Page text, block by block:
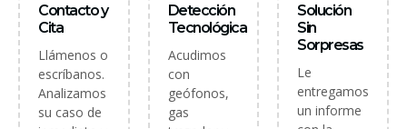
Contacto y
Cita
Llámenos o
escríbanos.
Analizamos
su caso de
Detección
Tecnológica
Acudimos
con
geófonos,
gas
Solución
Sin
Sorpresas
Le
entregamos
un informe